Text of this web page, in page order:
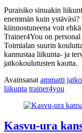
Puraisiko sinuakin
enemmän kuin
kiinnostuneena voit
Trainer4You on
Toimialan suurin
kannustaa liikunta- ja
jatkokoulutusten kautta.
Avainsanat ammatti
liikunta trainer4you
Kasvu-ura